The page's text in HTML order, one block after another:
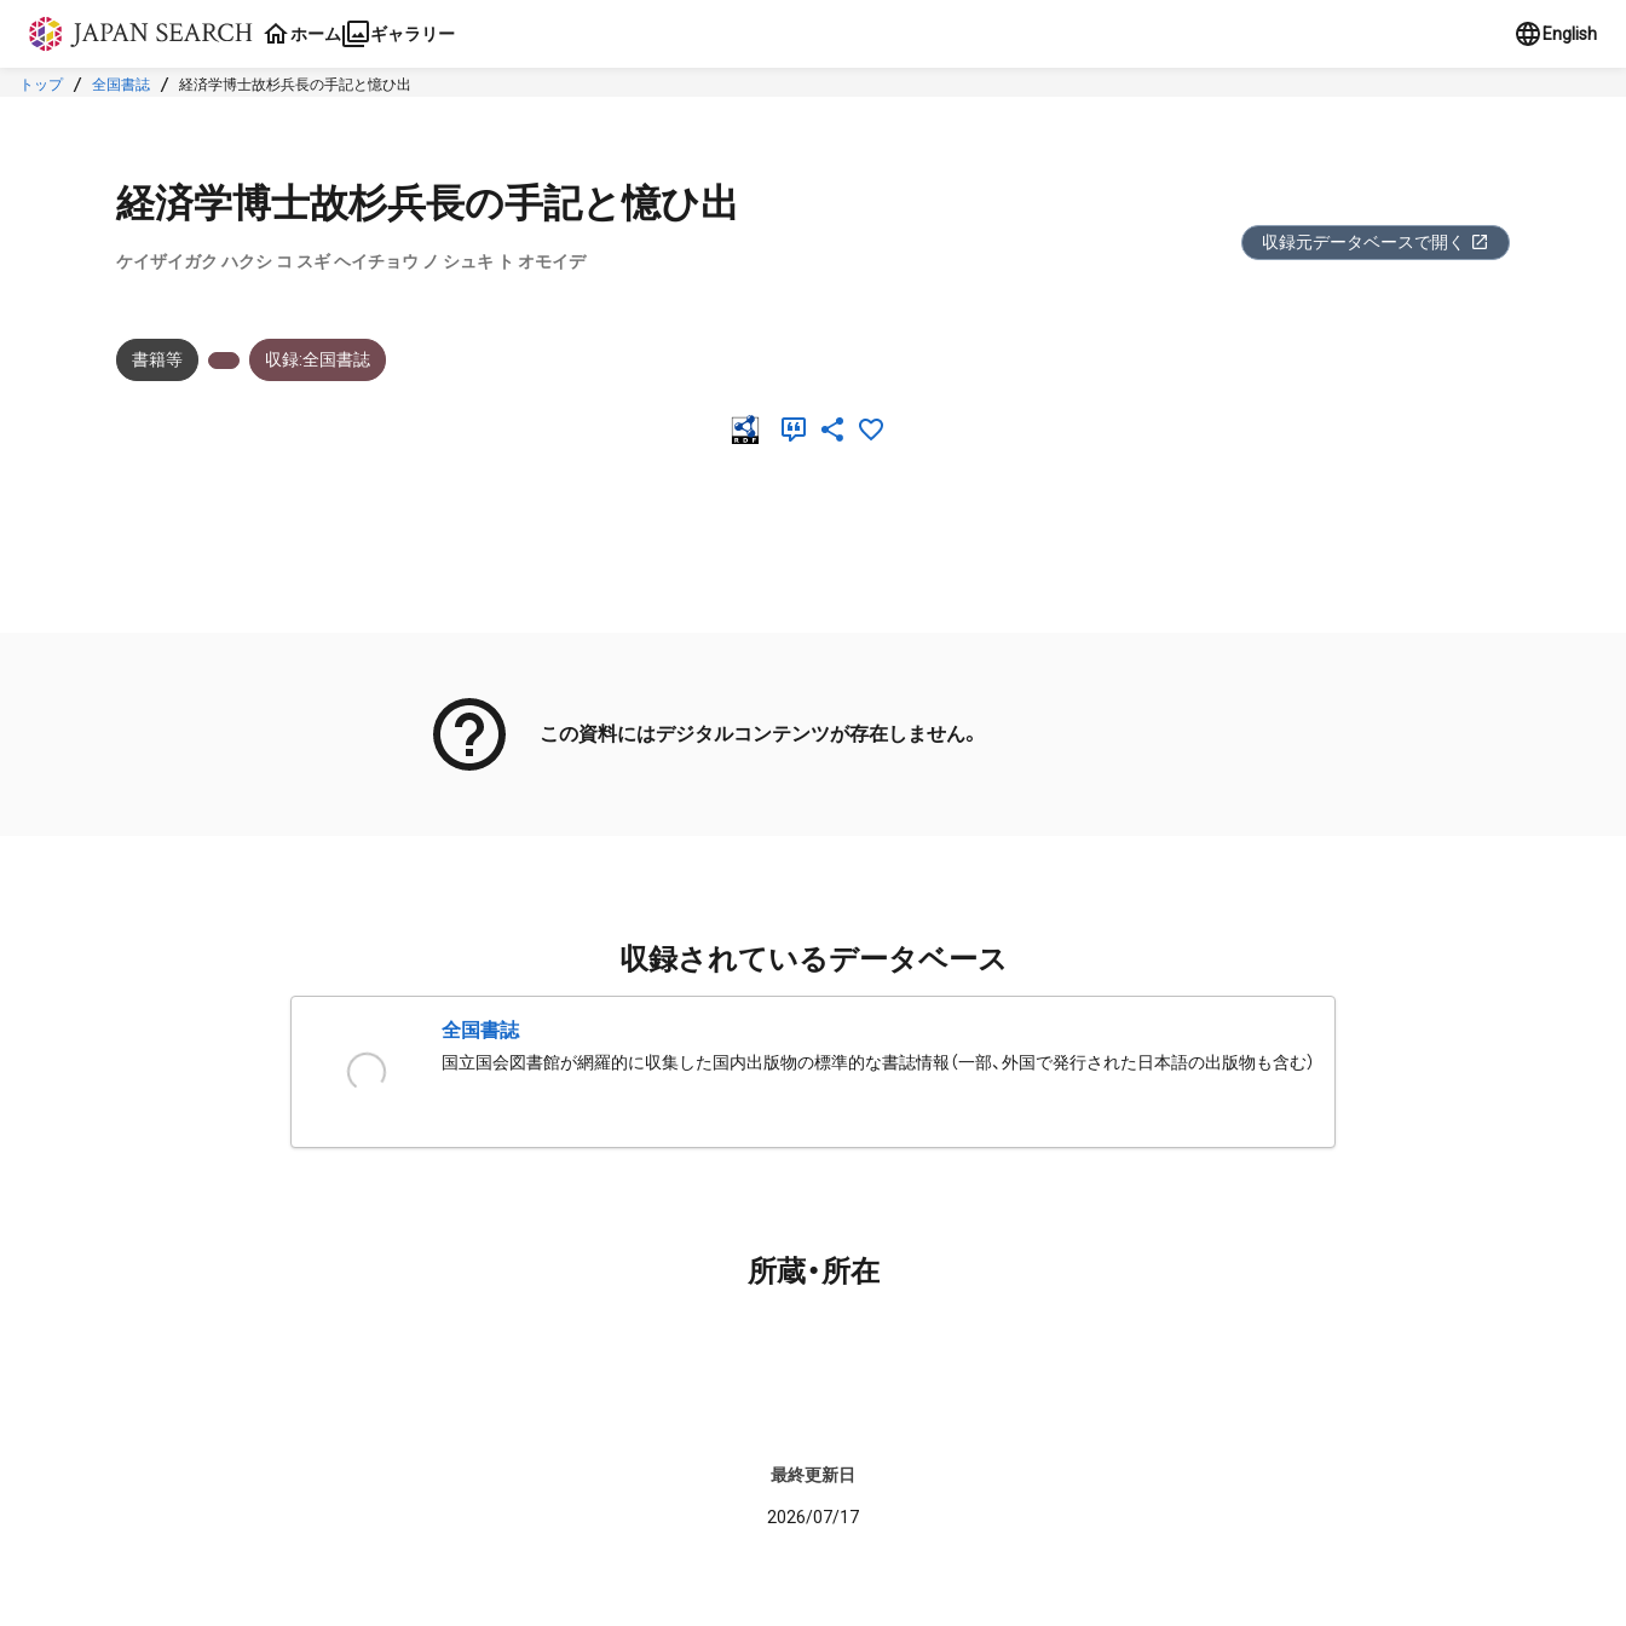
本文に飛ぶ
ホーム ギャラリー English
トップ 全国書誌 経済学博士故杉兵長の手記と憶ひ出
経済学博士故杉兵長の手記と憶ひ出
ケイザイガク ハクシ コ スギ ヘイチョウ ノ シュキ ト オモイデ
収録元データベースで開く
書籍等 収録:全国書誌
この資料にはデジタルコンテンツが存在しません。
収録されているデータベース
全国書誌
国立国会図書館が網羅的に収集した国内出版物の標準的な書誌情報（一部、外国で発行された日本語の出版物も含む）
所蔵・所在
最終更新日
2026/07/17